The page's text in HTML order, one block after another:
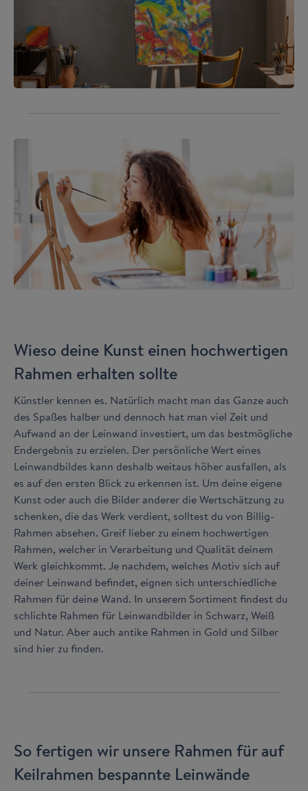
Wieso deine Kunst einen hochwertigen
Rahmen erhalten sollte
Künstler kennen es. Natürlich macht man das Ganze auch
des Spaßes halber und dennoch hat man viel Zeit und
Aufwand an der Leinwand investiert, um das bestmögliche
Endergebnis zu erzielen. Der persönliche Wert eines
Leinwandbildes kann deshalb weitaus höher ausfallen, als
es auf den ersten Blick zu erkennen ist. Um deine eigene
Kunst oder auch die Bilder anderer die Wertschätzung zu
schenken, die das Werk verdient, solltest du von Billig-
Rahmen absehen. Greif lieber zu einem hochwertigen
Rahmen, welcher in Verarbeitung und Qualität deinem
Werk gleichkommt. Je nachdem, welches Motiv sich auf
deiner Leinwand befindet, eignen sich unterschiedliche
Rahmen für deine Wand. In unserem Sortiment findest du
schlichte Rahmen für Leinwandbilder in Schwarz, Weiß
und Natur. Aber auch antike Rahmen in Gold und Silber
sind hier zu finden.
So fertigen wir unsere Rahmen für auf
Keilrahmen bespannte Leinwände